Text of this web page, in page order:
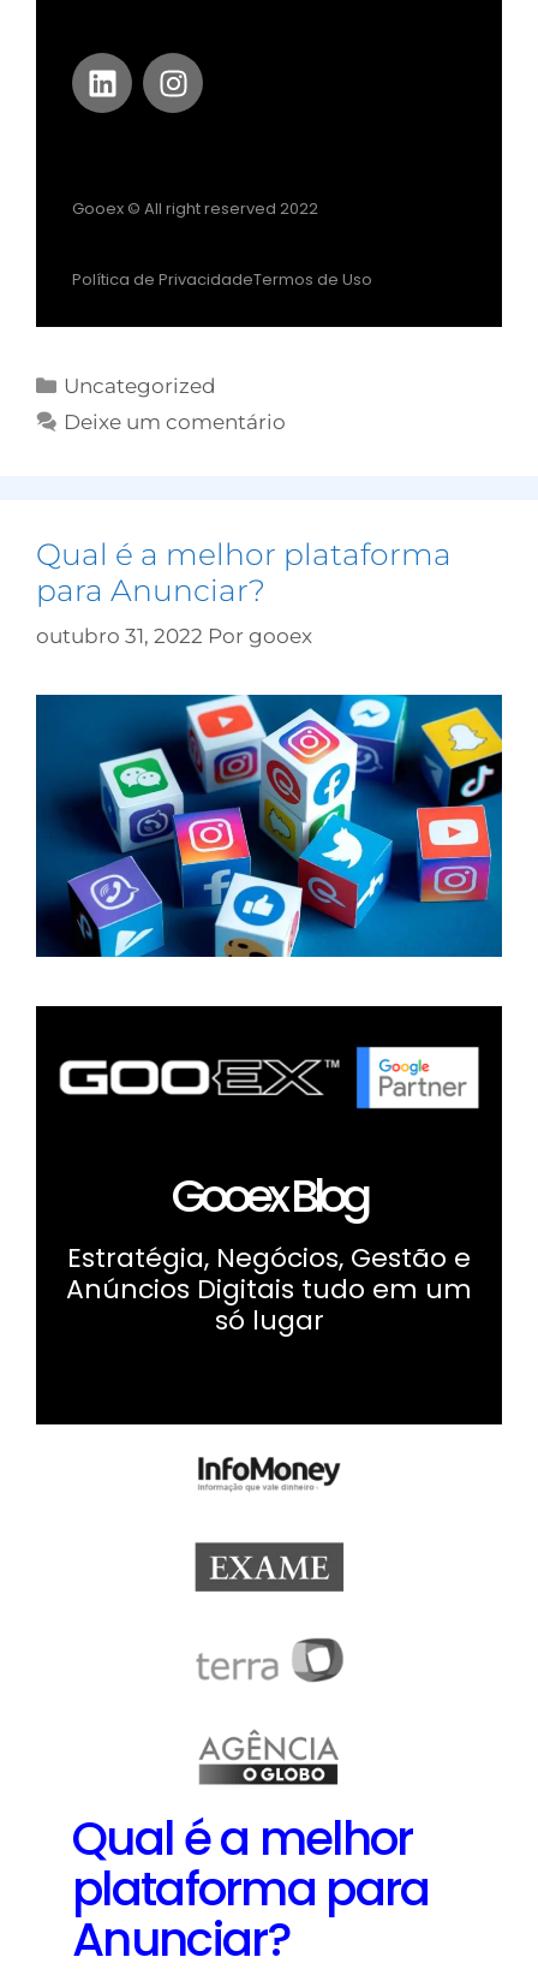
Gooex © All right reserved 2022
Política de PrivacidadeTermos de Uso
Uncategorized
Deixe um comentário
Qual é a melhor plataforma
para Anunciar?
outubro 31, 2022 Por gooex
Gooex Blog
Estratégia, Negócios, Gestão e
Anúncios Digitais tudo em um
só lugar
Qual é a melhor
plataforma para
Anunciar?